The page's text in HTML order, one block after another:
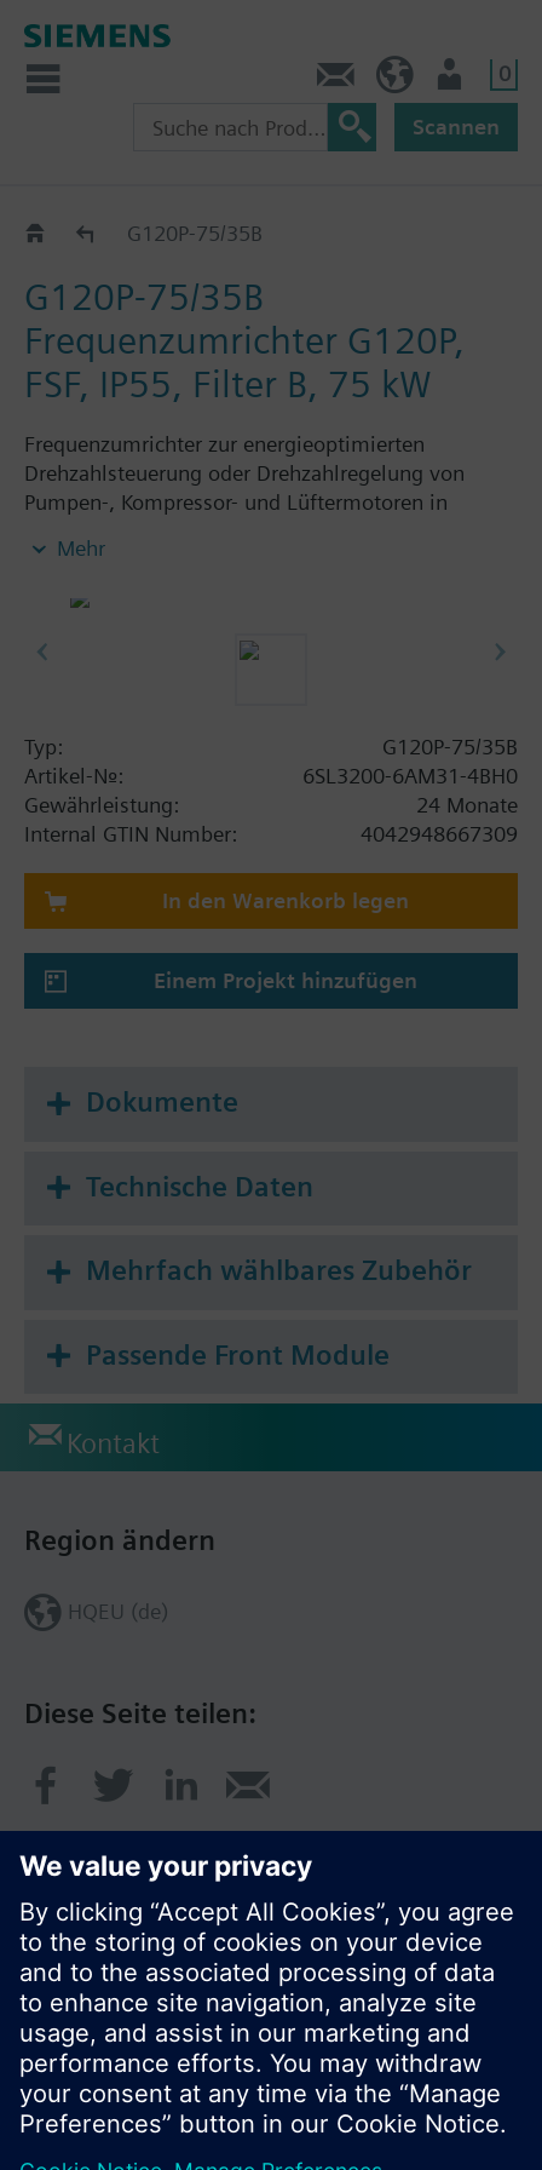
0
Scannen
G120P..5BG120P-75/35B
G120P-75/35B
Frequenzumrichter G120P,
FSF, IP55, Filter B, 75 kW
Frequenzumrichter zur energieoptimierten
Drehzahlsteuerung oder Drehzahlregelung von
Pumpen-, Kompressor- und Lüftermotoren in
Power Module PM230, Control Unit CU230P-2-BT
Zusatzinformation
Mehr
Typ:
G120P-75/35B
Artikel-Nr.:
6SL3200-6AM31-4BH0
Gewährleistung:
24 Monate
Internal GTIN Number:
4042948667309
In den Warenkorb legen
Einem Projekt hinzufügen
Dokumente
Technische Daten
Mehrfach wählbares Zubehör
Passende Front Module
Kontakt
Diese Seite teilen:
Region ändern
HQEU (de)
© Siemens Schweiz AG 2017
Produktangebot und Preise können pro Land
variieren.